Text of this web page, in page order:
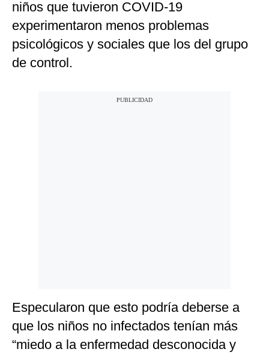
niños que tuvieron COVID-19
experimentaron menos problemas
psicológicos y sociales que los del grupo
de control.
Especularon que esto podría deberse a
que los niños no infectados tenían más
“miedo a la enfermedad desconocida y